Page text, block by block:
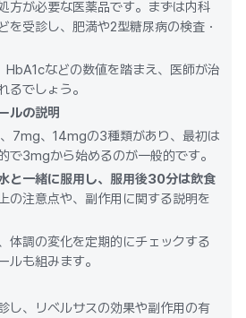
方が必要な医薬品です。まずは内科
を受診し、肥満や2型糖尿病の検査・
HbA1cなどの数値を踏まえ、医師が治
るでしょう。
ルの説明
7mg、14mgの3種類があり、最初は
で3mgから始めるのが一般的です。
と一緒に服用し、服用後30分は飲食
の注意点や、副作用に関する説明を
体調の変化を定期的にチェックする
ルも組みます。
し、リベルサスの効果や副作用の有